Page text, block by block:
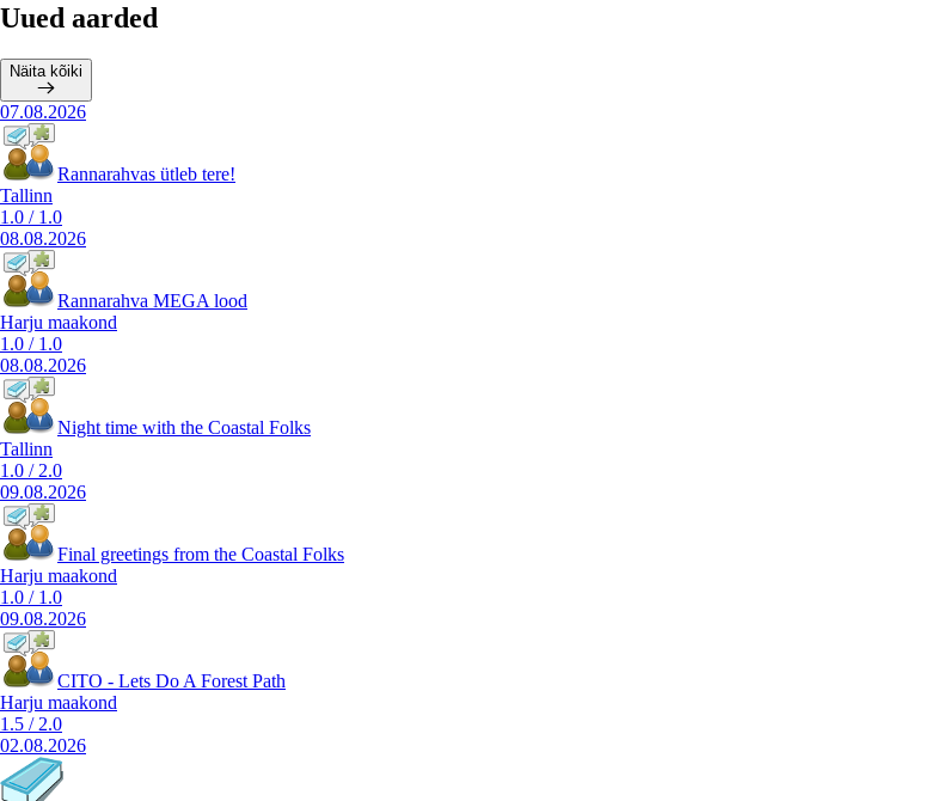
Uued aarded
Näita kõiki
07.08.2026
Rannarahvas ütleb tere!
Tallinn
1.0 / 1.0
08.08.2026
Rannarahva MEGA lood
Harju maakond
1.0 / 1.0
08.08.2026
Night time with the Coastal Folks
Tallinn
1.0 / 2.0
09.08.2026
Final greetings from the Coastal Folks
Harju maakond
1.0 / 1.0
09.08.2026
CITO - Lets Do A Forest Path
Harju maakond
1.5 / 2.0
02.08.2026